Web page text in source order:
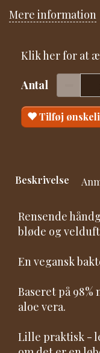
Mere information
Klik her for at
Antal
Tilføj
Beskrivelse
Rensende
bløde og
En vegansk
Baseret på
aloe vera.
Lille praktisk -